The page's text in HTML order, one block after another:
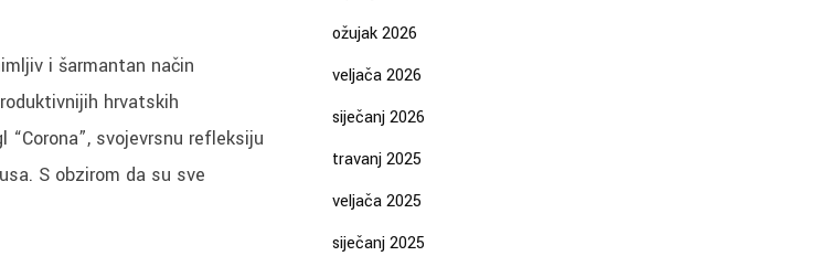
i šarmantan način
hrvatskih
svojevrsnu refleksiju
S obzirom da su sve
ožujak 2026
veljača 2026
siječanj 2026
travanj 2025
veljača 2025
siječanj 2025